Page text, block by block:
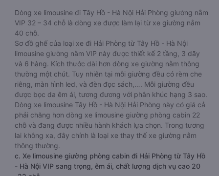
Dòng xe limousine đi Tây Hồ - Hà Nội Hải Phòng giường nằm
VIP 32 – 34 chỗ là dòng xe được làm lại từ xe giường nằm
40 chỗ.
Sơ đồ ghế của loại xe đi Hải Phòng từ Tây Hồ - Hà Nội
limousine giường nằm VIP này được thiết kế 2 tầng, 3 dãy
và 6 hàng. Kích thước dài hơn dòng xe giường nằm thông
thường một chút. Tuy nhiên tại mỗi giường đều có rèm che
riêng, màn hình led, và đèn đọc sách,…. Mỗi giường đều
được bọc da êm ái, tương đương với phân khúc hạng 3 sao.
Dòng xe limousine Tây Hồ - Hà Nội Hải Phòng này có giá cả
phải chăng hơn dòng xe limousine giường phòng cabin 22
chỗ và đang được nhiều hành khách lựa chọn. Trong tương
lai không xa, đây chính là loại xe thay thế xe giường nằm
thông thường.
c. Xe limousine giường phòng cabin đi Hải Phòng từ Tây Hồ
- Hà Nội VIP sang trọng, êm ái, chất lượng dịch vụ cao 20